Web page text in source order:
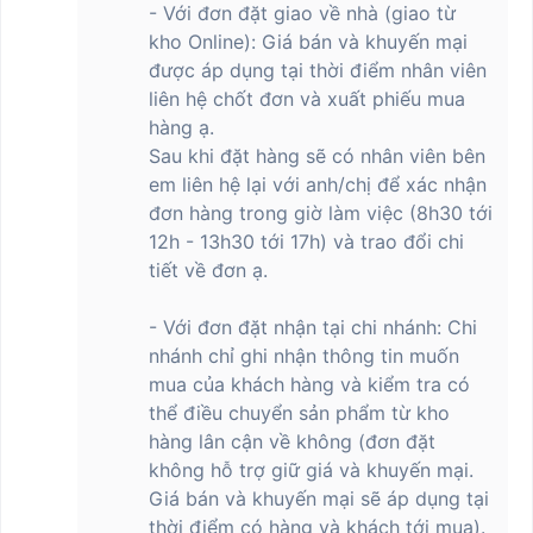
nét. Màn hình hỗ trợ các công nghệ tiên tiến như Dolby Vision và
HDR10+, đảm bảo tái tạo màu sắc chân thực, tương phản cao và
chi tiết vượt trội, mang lại trải nghiệm hình ảnh đỉnh cao khi xem
phim hoặc chơi game. Tần số quét lên đến 120Hz đảm bảo mọi
thao tác, từ lướt web, xem video đến chơi game, đều mượt mà
và liền mạch. Đặc biệt, với chế độ Game Turbo, tốc độ lấy mẫu
cảm ứng 2560Hz kết hợp công nghệ Touch siêu phân giải 16x
mang lại khả năng kiểm soát chính xác và độ phản hồi nhanh
chóng, lý tưởng cho những tựa game FPS yêu cầu tốc độ và độ
Màn hình của Redmi Note 14 Pro+ 5G còn tỏa sáng khi sử dụng
rõ ràng ngay cả dưới ánh sáng mặt trời gay gắt. Đồng thời, hiện
tượng mỏi mắt khi sử dụng lâu dài được giảm thiểu nhờ chiến
lược làm mờ tiên tiến và tần số làm mờ PWM 1920Hz, mang đến
sự thoải mái tối đa cho mắt người dùng. Thiết bị còn đạt các
chứng nhận từ TÜV Rheinland, đảm bảo an toàn với các tính
năng ánh sáng xanh thấp, không nhấp nháy và thân thiện với chu
kỳ sinh học. Những cải tiến này không chỉ nâng cao trải nghiệm
thị giác mà còn bảo vệ sức khỏe người dùng, biến Xiaomi Redmi
- Với đơn đặt giao về nhà (giao từ
kho Online): Giá bán và khuyến mại
được áp dụng tại thời điểm nhân viên
liên hệ chốt đơn và xuất phiếu mua
hàng ạ.
Sau khi đặt hàng sẽ có nhân viên bên
em liên hệ lại với anh/chị để xác nhận
đơn hàng trong giờ làm việc (8h30 tới
12h - 13h30 tới 17h) và trao đổi chi
tiết về đơn ạ.
- Với đơn đặt nhận tại chi nhánh: Chi
nhánh chỉ ghi nhận thông tin muốn
mua của khách hàng và kiểm tra có
thể điều chuyển sản phẩm từ kho
hàng lân cận về không (đơn đặt
không hỗ trợ giữ giá và khuyến mại.
Giá bán và khuyến mại sẽ áp dụng tại
thời điểm có hàng và khách tới mua).